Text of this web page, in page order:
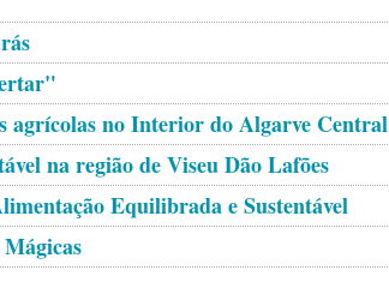
agrícolas no Interior do Algarve Central
na região de Viseu Dão Lafões
Equilibrada e Sustentável